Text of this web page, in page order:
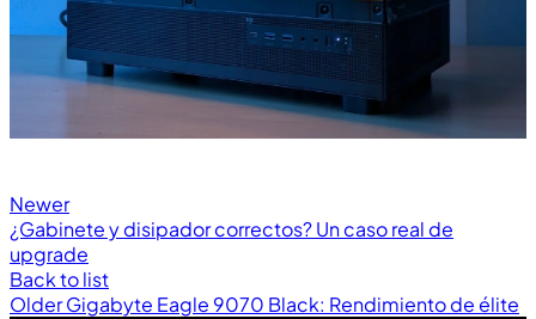
Newer
¿Gabinete y disipador correctos? Un caso real de
upgrade
Back to list
OlderGigabyte Eagle 9070 Black: Rendimiento de élite